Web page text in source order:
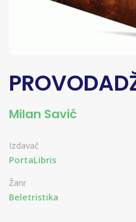
Milan Savić
Izdavač
PortaLibris
Žanr
Beletristika